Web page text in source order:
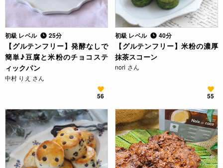
初級 レベル 25分
【グルテンフリー】発酵なしで
簡単♪豆腐と米粉のチョコステ
ィックパン
中村 りえ さん
56
初級 レベル 40分
【グルテンフリー】米粉の濃厚
抹茶スコーン
nori さん
55